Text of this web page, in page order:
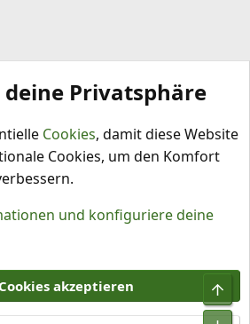
Datenschutz
R
Privatsphäre
Cookies, damit diese Website
Cookies, um den Komfort
und konfiguriere deine
akzeptieren